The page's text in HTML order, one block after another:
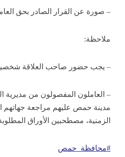
– صورة عن القرار الصادر بحق
ملاحظة:
– يجب حضور صاحب العلاقة شخصياً
– العاملون المفصولون من مديرية
مدينة حمص عليهم مراجعة جهاتهم
الزمنية، مصطحبين الأوراق
#محافظة_حمص